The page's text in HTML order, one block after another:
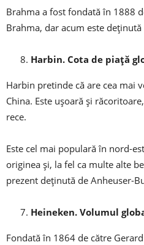
Brahma a fost fondată în 1888
Brahma, dar acum este
Harbin. Cota de piață
Harbin pretinde că are cea mai
China. Este ușoară și
rece.
Este cel mai populară în nord-
originea și, la fel ca multe alte
prezent deținută de Anheuser-
Heineken. Volumul
Fondată în 1864 de către